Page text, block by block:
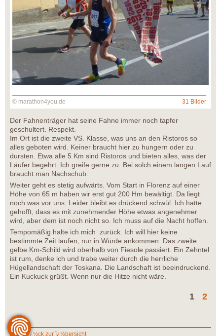
© marathon4you.de 31 Bilder
Der Fahnenträger hat seine Fahne immer noch tapfer
geschultert. Respekt.
Im Ort ist die zweite VS. Klasse, was uns an den Ristoros so
alles geboten wird. Keiner braucht hier zu hungern oder zu
dursten. Etwa alle 5 Km sind Ristoros und bieten alles, was der
Läufer begehrt. Ich greife gerne zu. Bei solch einem langen Lauf
braucht man Nachschub.
Weiter geht es stetig aufwärts. Vom Start in Florenz auf einer
Höhe von 65 m haben wir erst gut 200 Hm bewältigt. Da liegt
noch was vor uns. Leider bleibt es drückend schwül. Ich hatte
gehofft, dass es mit zunehmender Höhe etwas angenehmer
wird, aber dem ist noch nicht so. Ich muss auf die Nacht hoffen.
Tempomäßig halte ich mich zurück. Ich will hier keine
bestimmte Zeit laufen, nur in Würde ankommen. Das zweite
gelbe Km-Schild wird oberhalb von Fiesole passiert. Ein Zehntel
ist rum, denke ich und trabe weiter durch die herrliche
Hügellandschaft der Toskana. Die Landschaft ist beeindruckend.
Ein Kuckuck grüßt. Wenn nur die Hitze nicht wäre.
1 2
zurï¿½ck zur ï¿½bersicht